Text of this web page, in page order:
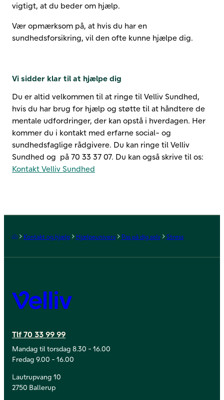
vigtigt, at du beder om hjælp.
Vær opmærksom på, at hvis du har en
sundhedsforsikring, vil den ofte kunne hjælpe dig.
Vi sidder klar til at hjælpe dig
Du er altid velkommen til at ringe til Velliv Sundhed,
hvis du har brug for hjælp og støtte til at håndtere de
mentale udfordringer, der kan opstå i hverdagen. Her
kommer du i kontakt med erfarne social- og
sundhedsfaglige rådgivere. Du kan ringe til Velliv
Sundhed og på 70 33 37 07. Du kan også skrive til os:
Kontakt Velliv Sundhed
Forside
Kontakt og hjælp Hjælpeunivers Pas på dig selv Stress
Velliv
Tlf 70 33 99 99
Mandag til torsdag 8.30 - 16.00
Fredag 9.00 - 16.00
Lautrupvang 10
2750 Ballerup